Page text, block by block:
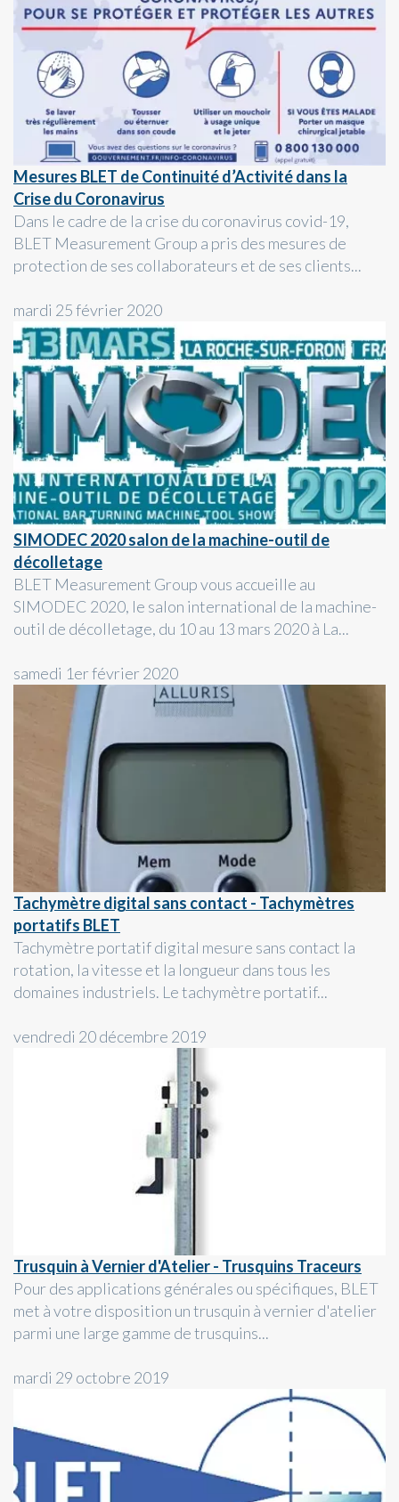
Mesures BLET de Continuité d’Activité dans la
Crise du Coronavirus
Dans le cadre de la crise du coronavirus covid-19,
BLET Measurement Group a pris des mesures de
protection de ses collaborateurs et de ses clients...
mardi 25 février 2020
SIMODEC 2020 salon de la machine-outil de
décolletage
BLET Measurement Group vous accueille au
SIMODEC 2020, le salon international de la machine-
outil de décolletage, du 10 au 13 mars 2020 à La...
samedi 1er février 2020
Tachymètre digital sans contact - Tachymètres
portatifs BLET
Tachymètre portatif digital mesure sans contact la
rotation, la vitesse et la longueur dans tous les
domaines industriels. Le tachymètre portatif...
vendredi 20 décembre 2019
Trusquin à Vernier d'Atelier - Trusquins Traceurs
Pour des applications générales ou spécifiques, BLET
met à votre disposition un trusquin à vernier d'atelier
parmi une large gamme de trusquins...
mardi 29 octobre 2019